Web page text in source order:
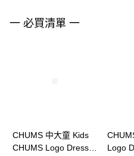
３．未成年的使用者請事先徵得法定
「AFTEE先享後付」，若未經同意申
一 必買清單 一
CHUMS 中大童 Kids
CHUMS Logo Dress短
Logo